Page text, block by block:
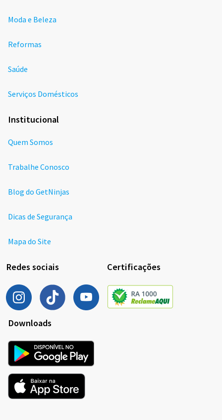
Moda e Beleza
Reformas
Saúde
Serviços Domésticos
Institucional
Quem Somos
Trabalhe Conosco
Blog do GetNinjas
Dicas de Segurança
Mapa do Site
Redes sociais Certificações
Downloads